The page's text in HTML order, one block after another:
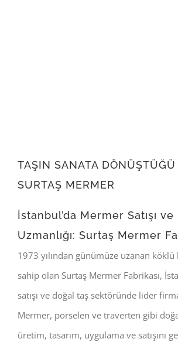
TAŞIN SANATA DÖNÜŞTÜĞÜ
SURTAŞ MERMER
İstanbul’da Mermer Satışı ve
Uzmanlığı: Surtaş Mermer
1973 yılından günümüze uzanan
sahip olan Surtaş Mermer Fabrikası,
satışı ve doğal taş sektöründe lider
Mermer, porselen ve traverten gibi
üretim, tasarım, uygulama ve satışını